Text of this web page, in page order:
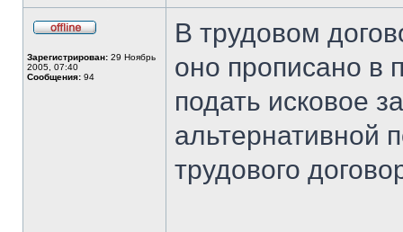
сети
Зарегистрирован: 29 Ноябрь
2005, 07:40
Сообщения: 94
В трудовом
оно прописано в
подать исковое
альтернативной
трудового